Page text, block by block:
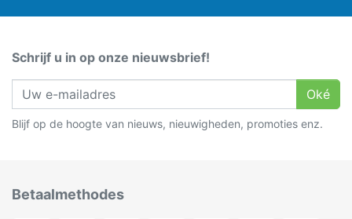
Schrijf u in op onze nieuwsbrief!
Oké
Blijf op de hoogte van nieuws, nieuwigheden, promoties enz.
Betaalmethodes